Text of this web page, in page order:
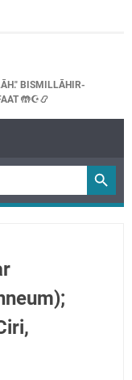
BISMILLĀHIR-
🤲☪📿